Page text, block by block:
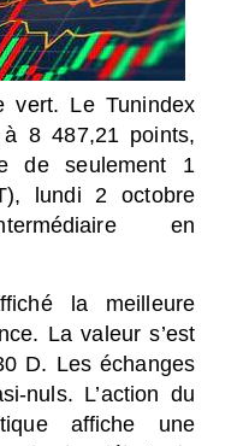
vert. Le Tunindex
8 487,21 points,
de seulement 1
lundi 2 octobre
en
la meilleure
La valeur s’est
D. Les échanges
nuls. L’action du
affiche une